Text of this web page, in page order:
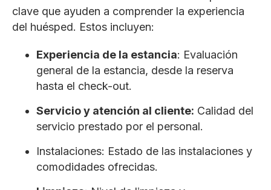
clave que ayuden a comprender la experiencia
del huésped. Estos incluyen:
Experiencia de la estancia: Evaluación
general de la estancia, desde la reserva
hasta el check-out.
Servicio y atención al cliente: Calidad del
servicio prestado por el personal.
Instalaciones: Estado de las instalaciones y
comodidades ofrecidas.